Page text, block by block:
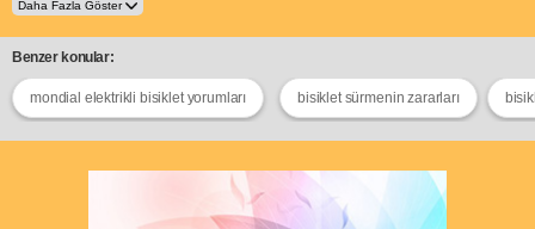
Benzer konular:
mondial elektrikli bisiklet yorumları bisiklet sürmenin zararları